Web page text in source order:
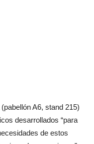
A6, stand 215)
desarrollados “para
de estos